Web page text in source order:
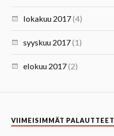
lokakuu 2017(4)
syyskuu 2017(1)
elokuu 2017(2)
VIIMEISIMMÄT PALAUTTEET